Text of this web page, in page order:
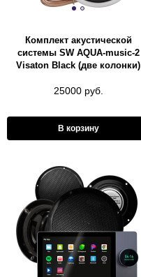
Комплект акустической
системы SW AQUA-music-2
Visaton Black (две колонки)
25000 руб.
В корзину